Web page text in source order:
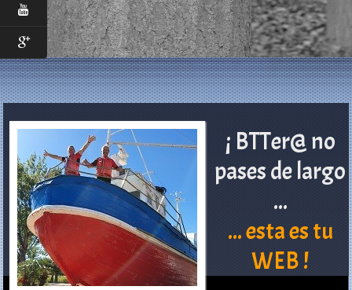
¡ BTTer@ no
pases de largo
...
... esta es tu
WEB !